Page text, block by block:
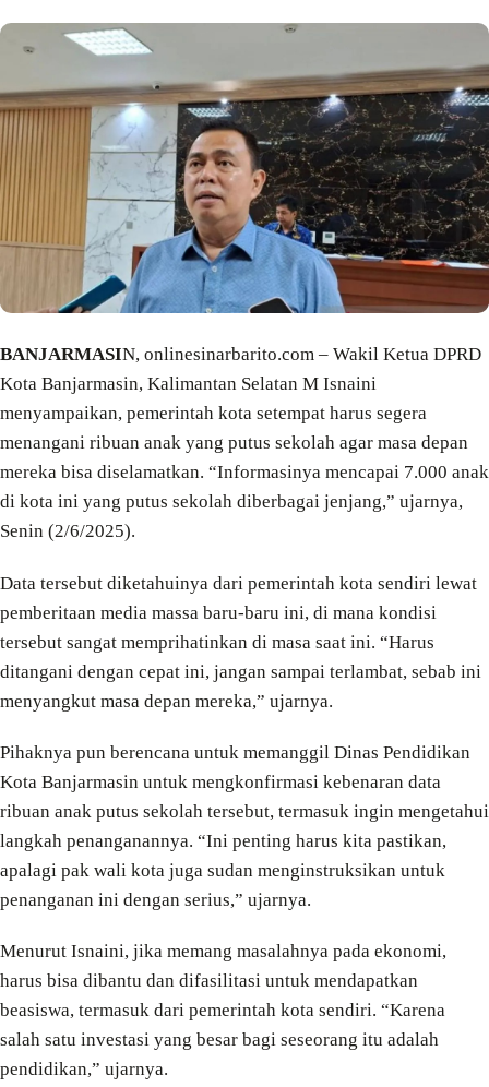
BANJARMASIN, onlinesinarbarito.com – Wakil Ketua DPRD
Kota Banjarmasin, Kalimantan Selatan M Isnaini
menyampaikan, pemerintah kota setempat harus segera
menangani ribuan anak yang putus sekolah agar masa depan
mereka bisa diselamatkan. “Informasinya mencapai 7.000 anak
di kota ini yang putus sekolah diberbagai jenjang,” ujarnya,
Senin (2/6/2025).
Data tersebut diketahuinya dari pemerintah kota sendiri lewat
pemberitaan media massa baru-baru ini, di mana kondisi
tersebut sangat memprihatinkan di masa saat ini. “Harus
ditangani dengan cepat ini, jangan sampai terlambat, sebab ini
menyangkut masa depan mereka,” ujarnya.
Pihaknya pun berencana untuk memanggil Dinas Pendidikan
Kota Banjarmasin untuk mengkonfirmasi kebenaran data
ribuan anak putus sekolah tersebut, termasuk ingin mengetahui
langkah penanganannya. “Ini penting harus kita pastikan,
apalagi pak wali kota juga sudan menginstruksikan untuk
penanganan ini dengan serius,” ujarnya.
Menurut Isnaini, jika memang masalahnya pada ekonomi,
harus bisa dibantu dan difasilitasi untuk mendapatkan
beasiswa, termasuk dari pemerintah kota sendiri. “Karena
salah satu investasi yang besar bagi seseorang itu adalah
pendidikan,” ujarnya.